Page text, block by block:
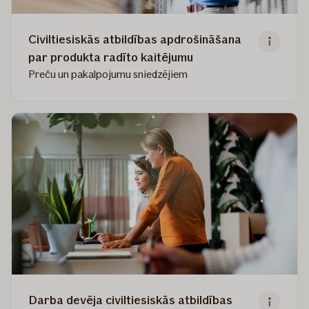
Civiltiesiskās atbildības apdrošināšana
par produkta radīto kaitējumu
Preču un pakalpojumu sniedzējiem
about
Civiltiesiskās
atbildības
apdrošināšana
par
produkta
radīto
kaitējumu
Darba devēja civiltiesiskās atbildības